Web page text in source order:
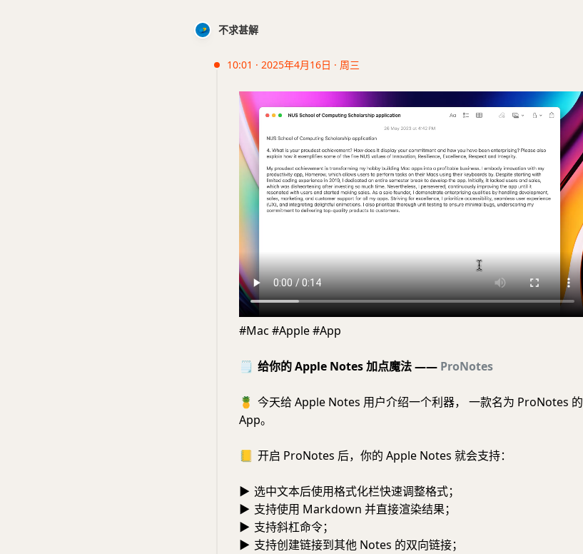
不求甚解
10:01 · 2025年4月16日 · 周三
#Mac #Apple #App
🗒️ 给你的 Apple Notes 加点魔法 —— ProNotes
🍍 今天给 Apple Notes 用户介绍一个利器， 一款名为 ProNotes 的
App。
📒 开启 ProNotes 后，你的 Apple Notes 就会支持：
▶ 选中文本后使用格式化栏快速调整格式；
▶ 支持使用 Markdown 并直接渲染结果；
▶ 支持斜杠命令；
▶ 支持创建链接到其他 Notes 的双向链接；